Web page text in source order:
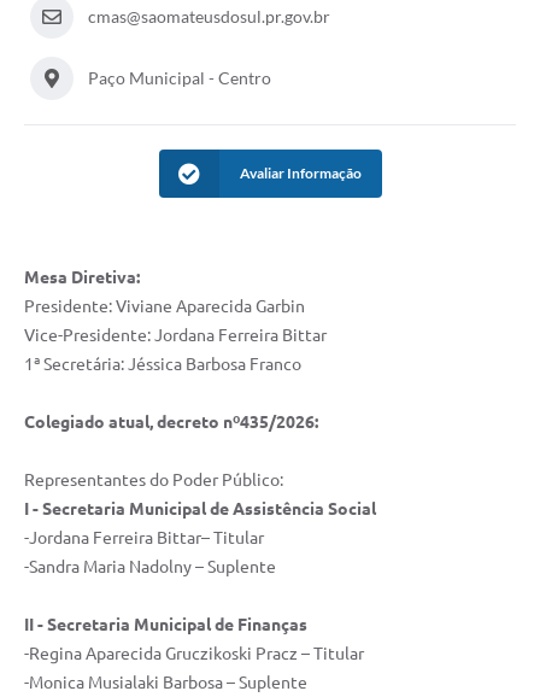
Previdência Complementar
Feriados Municipais
Plantão das Funerárias
Recebimento de Recursos
Galeria de Fotos
Audiências Públicas
Arquivos para Download
Carta de Serviços
cmas@saomateusdosul.pr.gov.br
Paço Municipal - Centro
Avaliar Informação
Mesa Diretiva:
Presidente: Viviane Aparecida Garbin
Vice-Presidente: Jordana Ferreira Bittar
1ª Secretária: Jéssica Barbosa Franco
Colegiado atual, decreto nº435/2026:
Representantes do Poder Público:
I - Secretaria Municipal de Assistência Social
-Jordana Ferreira Bittar– Titular
-Sandra Maria Nadolny – Suplente
II - Secretaria Municipal de Finanças
-Regina Aparecida Gruczikoski Pracz – Titular
-Monica Musialaki Barbosa – Suplente